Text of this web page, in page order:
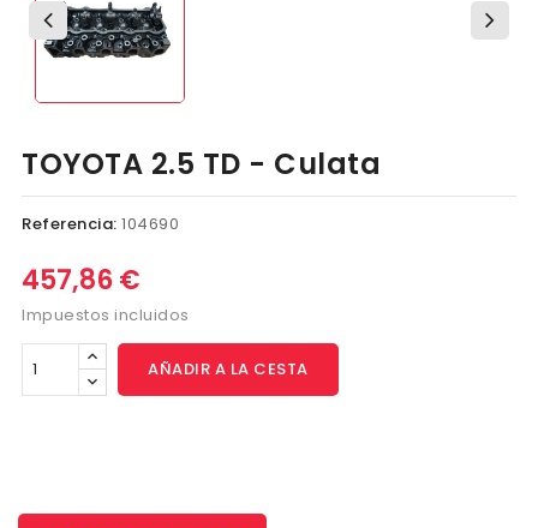
TOYOTA 2.5 TD - Culata
Referencia: 104690
457,86 €
Impuestos incluidos
AÑADIR A LA CESTA